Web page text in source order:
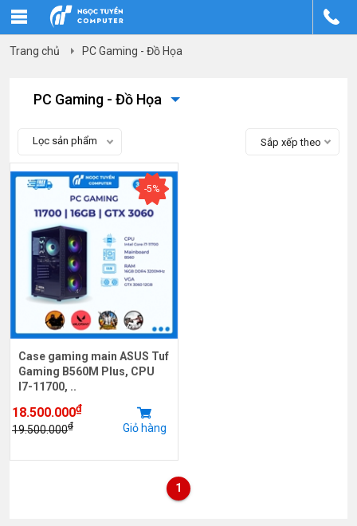
Trang chủ PC Gaming - Đồ Họa
PC Gaming - Đồ Họa
Lọc sản phẩm Sắp xếp theo
-5%
Case gaming main ASUS Tuf
Gaming B560M Plus, CPU
I7-11700, ..
18.500.000₫
19.500.000₫ Giỏ hàng
1